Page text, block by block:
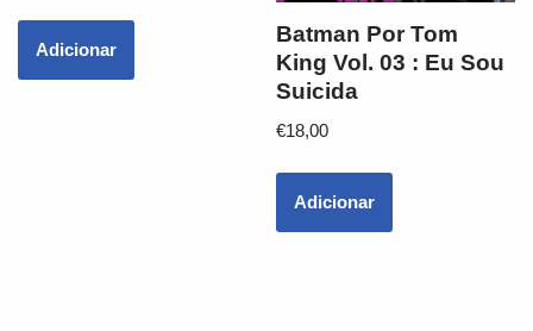
Adicionar
Batman Por Tom
King Vol. 03 : Eu Sou
Suicida
€18,00
Adicionar